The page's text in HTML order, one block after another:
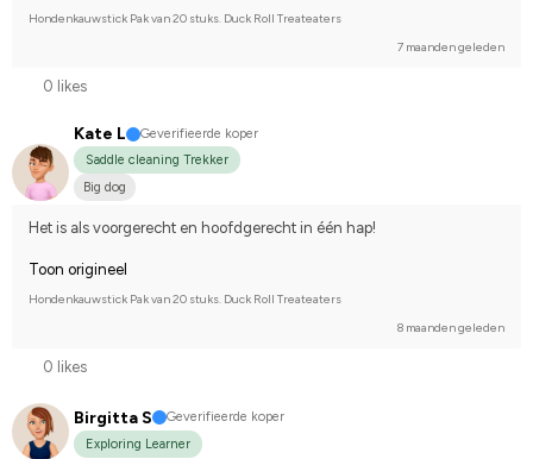
Hondenkauwstick Pak van 20 stuks. Duck Roll Treateaters
7 maanden geleden
0 likes
Kate L
Geverifieerde koper
Saddle cleaning Trekker
Big dog
Het is als voorgerecht en hoofdgerecht in één hap!
Toon origineel
Hondenkauwstick Pak van 20 stuks. Duck Roll Treateaters
8 maanden geleden
0 likes
Birgitta S
Geverifieerde koper
Exploring Learner